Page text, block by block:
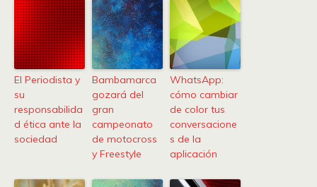
El Periodista y
su
responsabilida
d ética ante la
sociedad
Bambamarca
gozará del
gran
campeonato
de motocross
y Freestyle
WhatsApp:
cómo cambiar
de color tus
conversacione
s de la
aplicación